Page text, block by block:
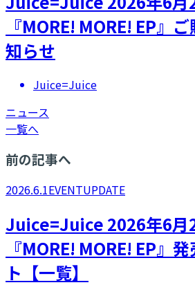
『MORE! MORE! EP』
知らせ
Juice=Juice
ニュース
一覧へ
前の記事へ
2026.6.1EVENTUPDATE
Juice=Juice 2026年6月
『MORE! MORE! EP』
ト【一覧】